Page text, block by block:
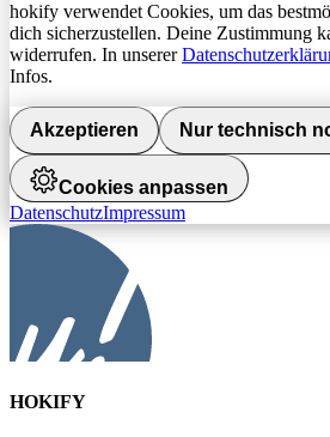
hokify verwendet Cookies, um das
dich sicherzustellen. Deine Zustimmung
widerrufen. In unserer
Infos.
Akzeptieren Nur technisch
Cookies anpassen
DatenschutzImpressum
HOKIFY